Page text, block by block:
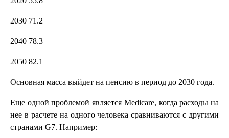
2030 71.2
2040 78.3
2050 82.1
Основная масса выйдет на пенсию в период до 2030 года.
Еще одной проблемой является Medicare, когда расходы на
нее в расчете на одного человека сравниваются с другими
странами G7. Например: